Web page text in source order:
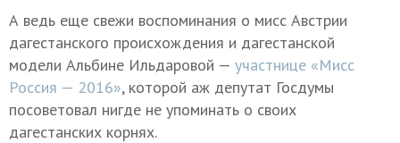
А ведь еще свежи воспоминания о мисс Австрии
дагестанского происхождения и дагестанской
модели Альбине Ильдаровой — участнице «Мисс
Россия — 2016», которой аж депутат Госдумы
посоветовал нигде не упоминать о своих
дагестанских корнях.